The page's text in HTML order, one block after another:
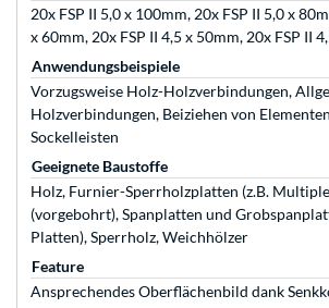
20x FSP II 5,0 x 100mm, 20x FSP II 5,0 x
x 60mm, 20x FSP II 4,5 x 50mm, 20x FSP II
Anwendungsbeispiele
Vorzugsweise Holz-Holzverbindungen,
Holzverbindungen, Beiziehen von
Sockelleisten
Geeignete Baustoffe
Holz, Furnier-Sperrholzplatten (z.B.
(vorgebohrt), Spanplatten und
Platten), Sperrholz, Weichhölzer
Feature
Ansprechendes Oberflächenbild dank